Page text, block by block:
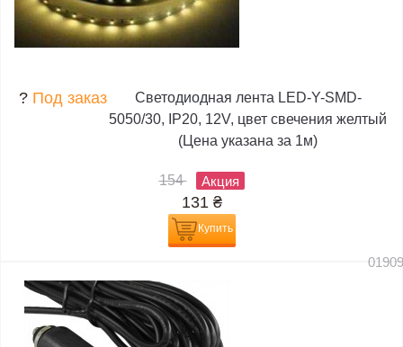
? Под заказ
Светодиодная лента LED-Y-SMD-
5050/30, IP20, 12V, цвет свечения желтый
(Цена указана за 1м)
154 Акция
131 ₴
Купить